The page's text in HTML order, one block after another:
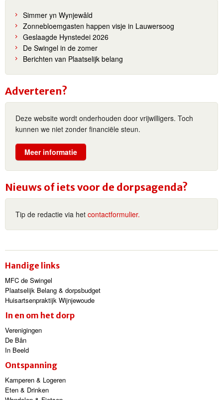
Simmer yn Wynjewâld
Zonnebloemgasten happen visje in Lauwersoog
Geslaagde Hynstedei 2026
De Swingel in de zomer
Berichten van Plaatselijk belang
Adverteren?
Deze website wordt onderhouden door vrijwilligers. Toch
kunnen we niet zonder financiële steun.
Meer informatie
Nieuws of iets voor de dorpsagenda?
Tip de redactie via het contactformulier.
Handige links
MFC de Swingel
Plaatselijk Belang & dorpsbudget
Huisartsenpraktijk Wijnjewoude
In en om het dorp
Verenigingen
De Bân
In Beeld
Ontspanning
Kamperen & Logeren
Eten & Drinken